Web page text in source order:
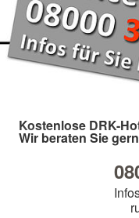
Kostenlose DRK-
Wir beraten Sie